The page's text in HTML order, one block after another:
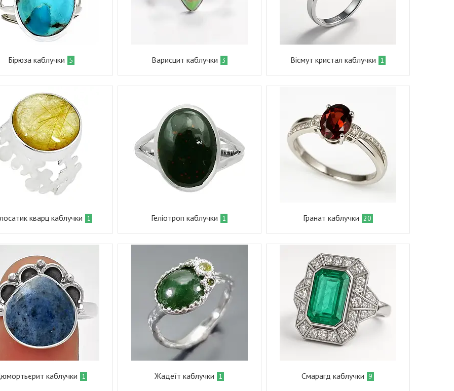
Бірюза каблучки 5 Варисцит каблучки 3 Вісмут кристал каблучки 1
кварц каблучки 1 Геліотроп каблучки 1 Гранат каблучки 20
каблучки 1 Жадеїт каблучки 1 Смарагд каблучки 9